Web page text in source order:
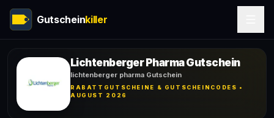
Gutscheinkiller
Lichtenberger Pharma Gutschein
lichtenberger pharma Gutschein
RABATTGUTSCHEINE & GUTSCHEINCODES •
AUGUST 2026